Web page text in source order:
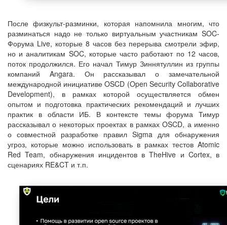
После физкульт-разминки, которая напомнила многим, что
разминаться надо не только виртуальным участникам SOC-
Форума Live, которые 8 часов без перерыва смотрели эфир,
но и аналитикам SOC, которые часто работают по 12 часов,
поток продолжился. Его начал Тимур Зиннятуллин из группы
компаний Angara. Он рассказывал о замечательной
международной инициативе OSCD (Open Security Collaborative
Development), в рамках которой осуществляется обмен
опытом и подготовка практических рекомендаций и лучших
практик в области ИБ. В контексте темы форума Тимур
рассказывал о некоторых проектах в рамках OSCD, а именно
о совместной разработке правил Sigma для обнаружения
угроз, которые можно использовать в рамках тестов Atomic
Red Team, обнаружения инцидентов в TheHive и Cortex, в
сценариях RE&CT и т.п.